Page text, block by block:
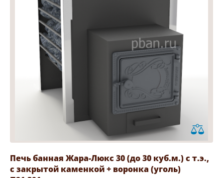
Печь банная Жара-Люкс 30 (до 30 куб.м.) с т.э.,
с закрытой каменкой + воронка (уголь)